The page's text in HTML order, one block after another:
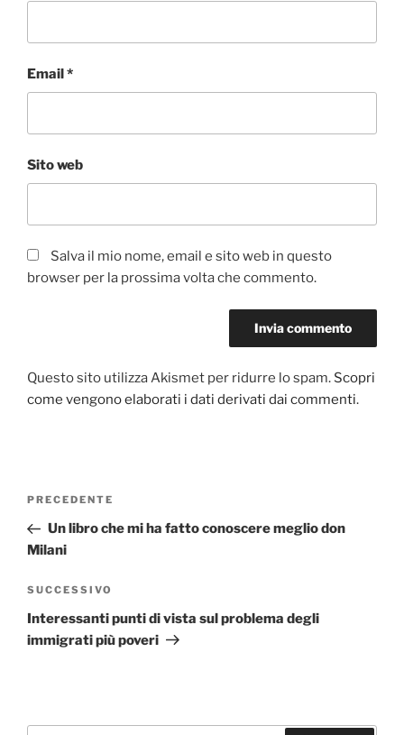
Email*
Sito web
Salva il mio nome, email e sito web in questo
browser per la prossima volta che commento.
Questo sito utilizza Akismet per ridurre lo spam. Scopri
come vengono elaborati i dati derivati dai commenti.
Navigazione
Articolo
precedente:
PRECEDENTE
Un libro che mi ha fatto conoscere meglio don
Milani
Articolo
successivo
SUCCESSIVO
Interessanti punti di vista sul problema degli
immigrati più poveri